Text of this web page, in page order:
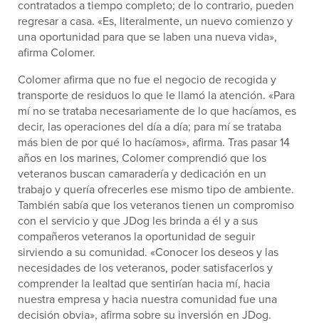
contratados a tiempo completo; de lo contrario, pueden
regresar a casa. «Es, literalmente, un nuevo comienzo y
una oportunidad para que se laben una nueva vida»,
afirma Colomer.
Colomer afirma que no fue el negocio de recogida y
transporte de residuos lo que le llamó la atención. «Para
mí no se trataba necesariamente de lo que hacíamos, es
decir, las operaciones del día a día; para mí se trataba
más bien de por qué lo hacíamos», afirma. Tras pasar 14
años en los marines, Colomer comprendió que los
veteranos buscan camaradería y dedicación en un
trabajo y quería ofrecerles ese mismo tipo de ambiente.
También sabía que los veteranos tienen un compromiso
con el servicio y que JDog les brinda a él y a sus
compañeros veteranos la oportunidad de seguir
sirviendo a su comunidad. «Conocer los deseos y las
necesidades de los veteranos, poder satisfacerlos y
comprender la lealtad que sentirían hacia mí, hacia
nuestra empresa y hacia nuestra comunidad fue una
decisión obvia», afirma sobre su inversión en JDog.